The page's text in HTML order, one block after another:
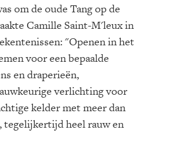
om de oude Tang op de
Camille Saint-M'leux in
"Openen in het
voor een bepaalde
en draperieën,
verlichting voor
kelder met meer dan
tegelijkertijd heel rauw en